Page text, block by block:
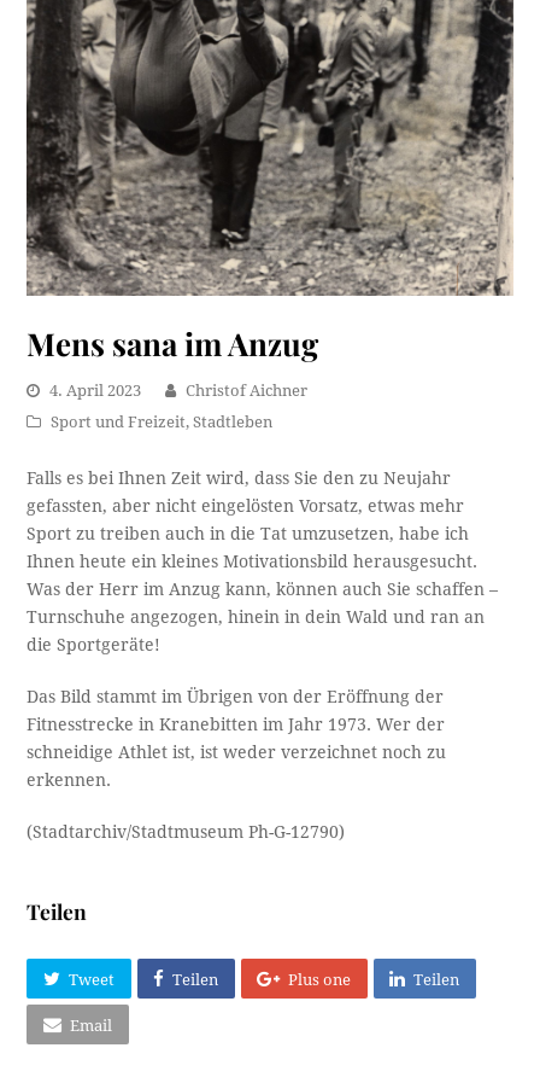
Mens sana im Anzug
4. April 2023
Christof Aichner
Sport und Freizeit,Stadtleben
Falls es bei Ihnen Zeit wird, dass Sie den zu Neujahr
gefassten, aber nicht eingelösten Vorsatz, etwas mehr
Sport zu treiben auch in die Tat umzusetzen, habe ich
Ihnen heute ein kleines Motivationsbild herausgesucht.
Was der Herr im Anzug kann, können auch Sie schaffen –
Turnschuhe angezogen, hinein in dein Wald und ran an
die Sportgeräte!
Das Bild stammt im Übrigen von der Eröffnung der
Fitnesstrecke in Kranebitten im Jahr 1973. Wer der
schneidige Athlet ist, ist weder verzeichnet noch zu
erkennen.
(Stadtarchiv/Stadtmuseum Ph-G-12790)
Teilen
Tweet Teilen Plus one Teilen
Email